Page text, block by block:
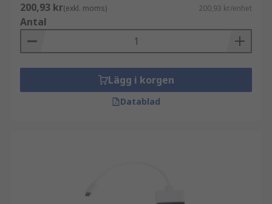
200,93 kr(exkl. moms) 200,93 kr/enhet
Antal
Lägg i korgen
Datablad